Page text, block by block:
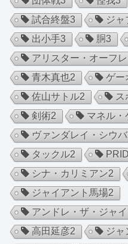
試合終盤3 ジャ
出小手3 胴3
アリスター・オーフ
青木真也2 ゲー
佐山サトル2 ス
剣術2 マネル・
ヴァンダレイ・シウバ
タックル2
シナ・カリミアン2
ジャイアント馬場2
アンドレ・ザ・ジャイ
高田延彦2 ジャ